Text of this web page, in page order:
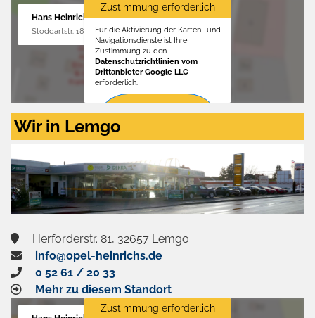
Hans Heinrichs GmbH
Stoddartstr. 18, 32758 Detmold
Zustimmung erforderlich
Für die Aktivierung der Karten- und
Navigationsdienste ist Ihre
Zustimmung zu den
Datenschutzrichtlinien vom
Drittanbieter Google LLC
erforderlich.
Zustimmen
aktivieren
Wir in Lemgo
Herforderstr. 81, 32657 Lemgo
info@opel-heinrichs.de
0 52 61 / 20 33
Mehr zu diesem Standort
Zustimmung erforderlich